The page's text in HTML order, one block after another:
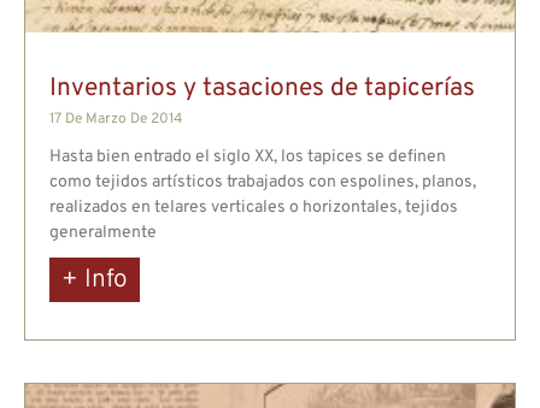
Inventarios y tasaciones de tapicerías
17 De Marzo De 2014
Hasta bien entrado el siglo XX, los tapices se definen
como tejidos artísticos trabajados con espolines, planos,
realizados en telares verticales o horizontales, tejidos
generalmente
+ Info